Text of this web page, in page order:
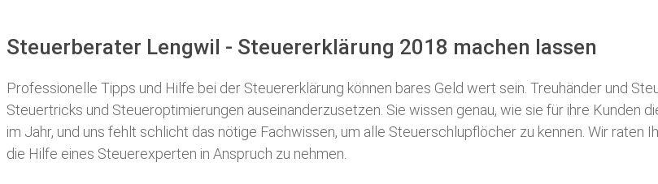
Steuerberater Lengwil - Steuererklärung 2018 machen lassen
Professionelle Tipps und Hilfe bei der Steuererklärung können bares Geld wert sein. Treuhänder und
Steuertricks und Steueroptimierungen auseinanderzusetzen. Sie wissen genau, wie sie für ihre Kunden
im Jahr, und uns fehlt schlicht das nötige Fachwissen, um alle Steuerschlupflöcher zu kennen. Wir raten
die Hilfe eines Steuerexperten in Anspruch zu nehmen.